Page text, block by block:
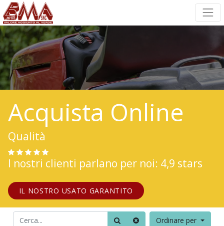
Acquista Online
Qualità
I nostri clienti parlano per noi: 4,9 stars
IL NOSTRO USATO GARANTITO
Ordinare per